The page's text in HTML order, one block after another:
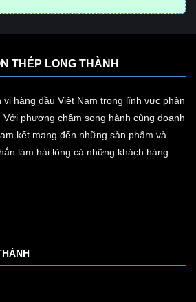
THÉP LONG THÀNH
hàng đầu Việt Nam trong lĩnh vực phân
phương châm song hành cùng doanh
kết mang đến những sản phẩm và
làm hài lòng cả những khách hàng